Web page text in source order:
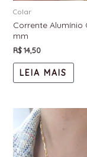
Colar
Corrente Alumínio
mm
R$14,50
LEIA MAIS